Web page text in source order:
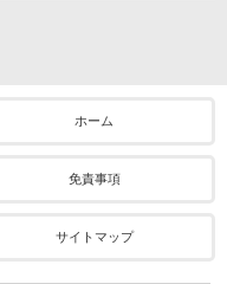
ホーム
免責事項
サイトマップ